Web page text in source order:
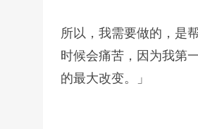
所以，我需要做的，是
时候会痛苦，因为我第
的最大改变。」